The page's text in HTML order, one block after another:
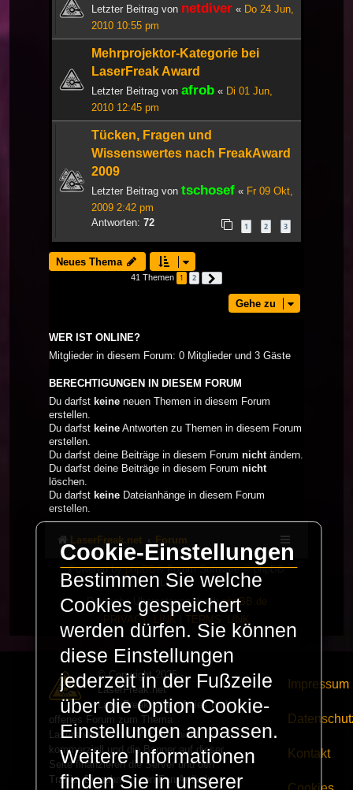
Letzter Beitrag von netdiver « Do 24 Jun,
2010 10:55 pm
Mehrprojektor-Kategorie bei
LaserFreak Award
Letzter Beitrag von afrob « Di 01 Jun,
2010 12:45 pm
Tücken, Fragen und
Wissenswertes nach FreakAward
2009
Letzter Beitrag von tschosef « Fr 09 Okt,
2009 2:42 pm
Antworten: 72 1 2 3
Neues Thema
41 Themen 1 2
Gehe zu
WER IST ONLINE?
Mitglieder in diesem Forum: 0 Mitglieder und 3 Gäste
BERECHTIGUNGEN IN DIESEM FORUM
Du darfst keine neuen Themen in diesem Forum
erstellen.
Du darfst keine Antworten zu Themen in diesem Forum
erstellen.
Du darfst deine Beiträge in diesem Forum nichtändern.
Du darfst deine Beiträge in diesem Forum nicht
löschen.
Du darfst keine Dateianhänge in diesem Forum
erstellen.
LaserFreak.net Forum
Powered byphpBB® Forum Software © phpBB
Limited
Deutsche Übersetzung durchphpBB.de
PRIVACY_LINK
TERMS_LINK
© Copyright 2025 -
LaserFreak.net
LaserFreak ist ein freies und
offenes Forum zum Thema
Lasershowtechnik. Wir sind nicht
kommerziell und die Banner auf dieser
Seite finanzieren die Server und den
Traffic. Einnahmen von Fan Artikeln
Impressum
Kontakt
Cookie-Einstellungen
Bestimmen Sie welche
Cookies gespeichert
werden dürfen. Sie können
diese Einstellungen
jederzeit in der Fußzeile
über die Option Cookie-
Einstellungen anpassen.
Weitere Informationen
finden Sie in unserer